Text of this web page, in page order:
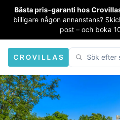
Bästa pris-garanti hos
billigare någon annanstans?
post – och boka
CROVILLAS